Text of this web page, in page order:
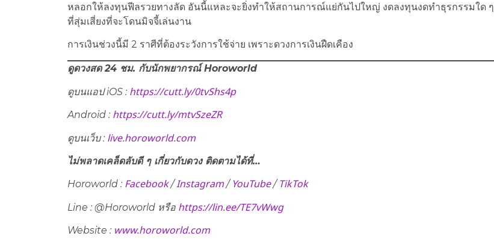
หลอกให้ลงทุนฟีลรวยทางลัด อันนี้แหละจะยิ่งทำให้สถานการณ์แย่กันไปใหญ่ งดลงทุนงดทำธุรกรรมใด ๆ
ที่สุ่มเสี่ยงที่จะโดนมิจจี้เล่นงาน
การเงินช่วงนี้มี 2 ราศีที่ต้องระวังการใช้จ่าย เพราะดวงการเงินฝืดเคือง
ดูดวงสด 24 ชม. กับนักพยากรณ์ Horoworld
ดูบนแอป iOS : https://cutt.ly/0tvShs4p
Android : https://cutt.ly/mtvSzeZR
ดูบนเว็บ​ : live.horoworld.com
ไม่พลาดเคล็ดลับดี ๆ เกี่ยวกับดวง ติดตามได้ที่…
Horoworld : Facebook/Instagram/ YouTube/ TikTok
Line : @Horoworld หรือ https://lin.ee/TE7vWwg
Website : www.horoworld.com